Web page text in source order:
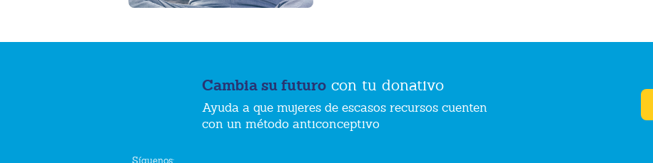
Cambia su futuro con tu donativo
Ayuda a que mujeres de escasos recursos cuenten
con un método anticonceptivo